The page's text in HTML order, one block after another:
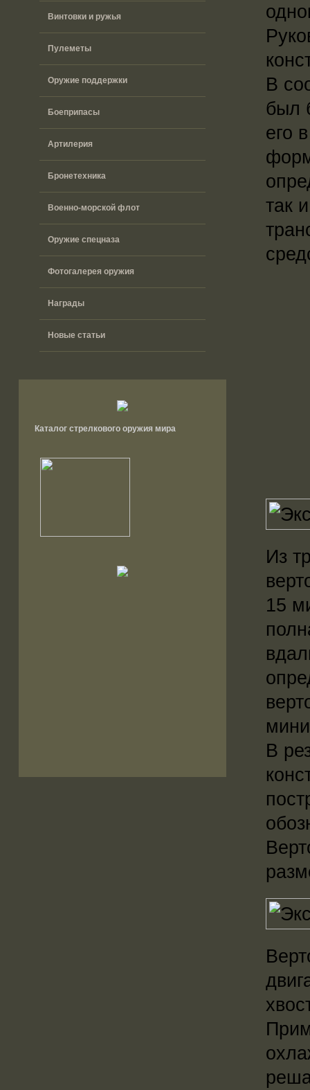
Винтовки и ружья
Пулеметы
Оружие поддержки
Боеприпасы
Артилерия
Бронетехника
Военно-морской флот
Оружие спецназа
Фотогалерея оружия
Награды
Новые статьи
Каталог стрелкового оружия мира
В
был
его
так
Из
15
В